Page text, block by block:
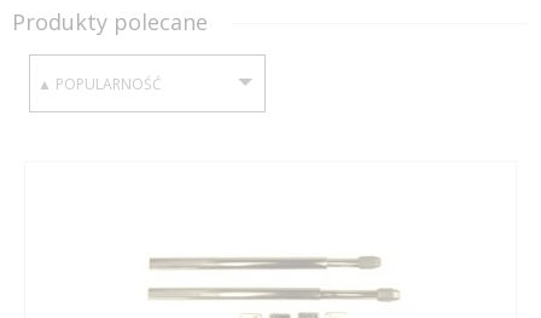
Produkty polecane
SORTUJ WEDŁUG: